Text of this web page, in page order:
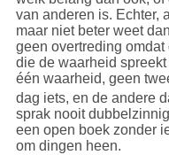
van anderen is. Echter,
maar niet beter weet
geen overtreding
die de waarheid
één waarheid, geen
dag iets, en de andere
sprak nooit
een open boek zonder
om dingen heen.